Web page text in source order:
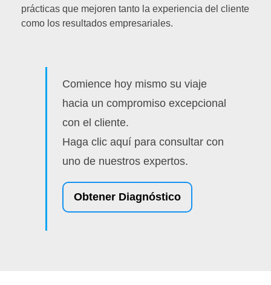
prácticas que mejoren tanto la experiencia del cliente
como los resultados empresariales.
Comience hoy mismo su viaje
hacia un compromiso excepcional
con el cliente.
Haga clic aquí para consultar con
uno de nuestros expertos.
Obtener Diagnóstico